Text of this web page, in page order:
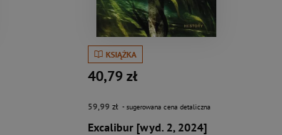
KSIĄŻKA
40,79 zł
59,99 zł - sugerowana cena detaliczna
Excalibur [wyd. 2, 2024]